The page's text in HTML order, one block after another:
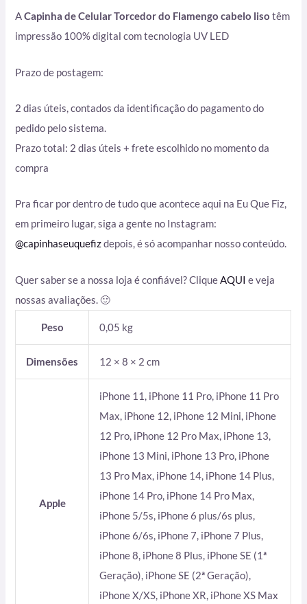
ACapinha de Celular Torcedor do Flamengo cabelo liso têm
impressão 100% digital com tecnologia UV LED
Prazo de postagem:
2 dias úteis, contados da identificação do pagamento do
pedido pelo sistema.
Prazo total: 2 dias úteis + frete escolhido no momento da
compra
Pra ficar por dentro de tudo que acontece aqui na Eu Que Fiz,
em primeiro lugar, siga a gente no Instagram:
@capinhaseuquefizdepois, é só acompanhar nosso conteúdo.
Quer saber se a nossa loja é confiável? CliqueAQUI e veja
nossas avaliações. 🙂
Peso 0,05 kg
Dimensões 12 × 8 × 2 cm
Apple
iPhone 11, iPhone 11 Pro, iPhone 11 Pro
Max, iPhone 12, iPhone 12 Mini, iPhone
12 Pro, iPhone 12 Pro Max, iPhone 13,
iPhone 13 Mini, iPhone 13 Pro, iPhone
13 Pro Max, iPhone 14, iPhone 14 Plus,
iPhone 14 Pro, iPhone 14 Pro Max,
iPhone 5/5s, iPhone 6 plus/6s plus,
iPhone 6/6s, iPhone 7, iPhone 7 Plus,
iPhone 8, iPhone 8 Plus, iPhone SE (1ª
Geração), iPhone SE (2ª Geração),
iPhone X/XS, iPhone XR, iPhone XS Max